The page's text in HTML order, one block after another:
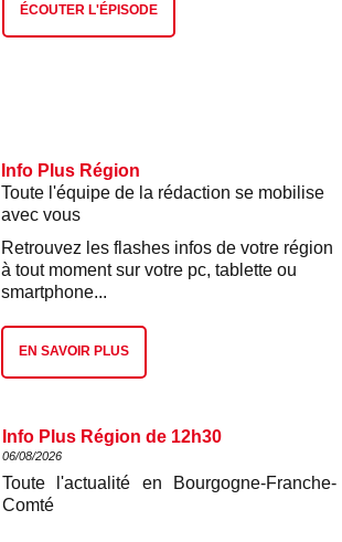
ÉCOUTER L'ÉPISODE
Info Plus Région
Toute l'équipe de la rédaction se mobilise
avec vous
Retrouvez les flashes infos de votre région
à tout moment sur votre pc, tablette ou
smartphone...
EN SAVOIR PLUS
Info Plus Région de 12h30
06/08/2026
Toute l'actualité en Bourgogne-Franche-
Comté